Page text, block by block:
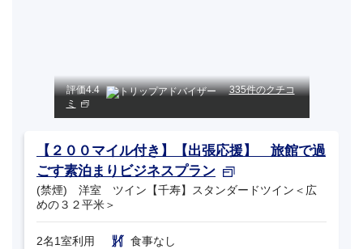
評価4.4
335件のクチコ
ミ
【２００マイル付き】【出張応援】 旅館で過
ごす素泊まりビジネスプラン
(禁煙) 洋室 ツイン【千寿】スタンダードツイン＜広
めの３２平米＞
2名1室利用 食事なし